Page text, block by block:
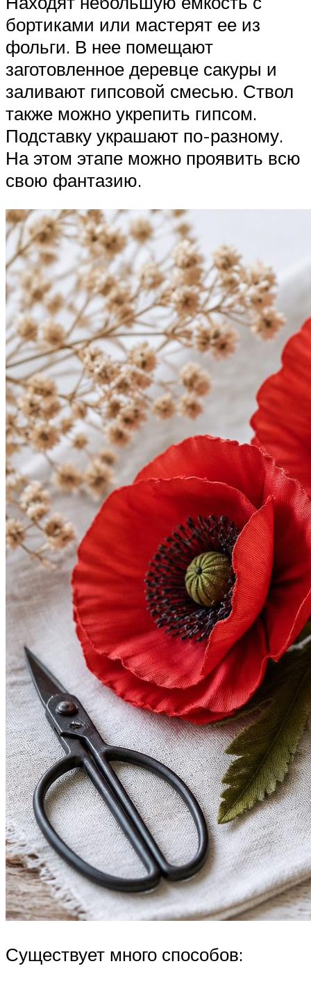
бортиками или мастерят ее из
фольги. В нее помещают
заготовленное деревце сакуры и
заливают гипсовой смесью. Ствол
также можно укрепить гипсом.
Подставку украшают по-разному.
На этом этапе можно проявить всю
свою фантазию.
Существует много способов: